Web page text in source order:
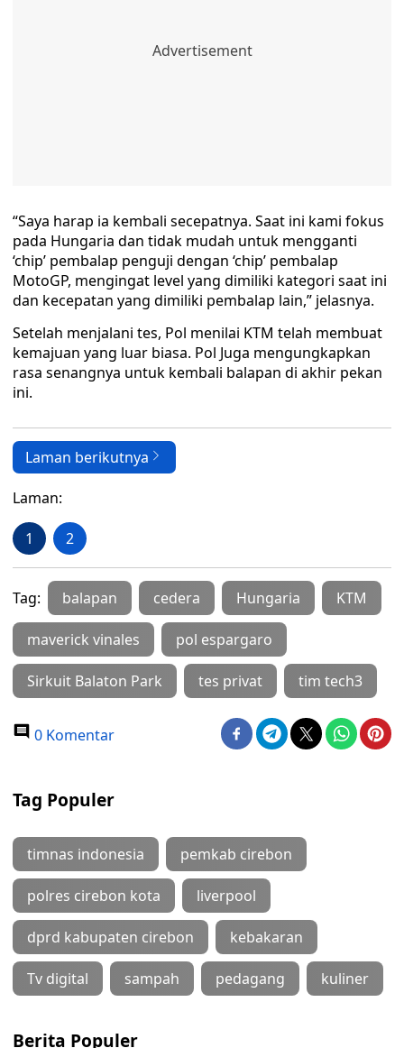
“Saya harap ia kembali secepatnya. Saat ini kami fokus
pada Hungaria dan tidak mudah untuk mengganti
‘chip’ pembalap penguji dengan ‘chip’ pembalap
MotoGP, mengingat level yang dimiliki kategori saat ini
dan kecepatan yang dimiliki pembalap lain,” jelasnya.
Setelah menjalani tes, Pol menilai KTM telah membuat
kemajuan yang luar biasa. Pol Juga mengungkapkan
rasa senangnya untuk kembali balapan di akhir pekan
ini.
Laman berikutnya
Laman:
1 2
Tag: balapan cedera Hungaria KTM
maverick vinales pol espargaro
Sirkuit Balaton Park tes privat tim tech3
0 Komentar
Tag Populer
timnas indonesia pemkab cirebon
polres cirebon kota liverpool
dprd kabupaten cirebon kebakaran
Tv digital sampah pedagang kuliner
Berita Populer